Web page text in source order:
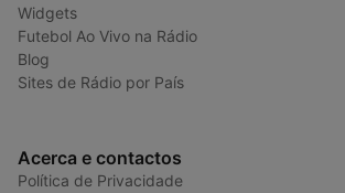
Widgets
Futebol Ao Vivo na Rádio
Blog
Sites de Rádio por País
Acerca e contactos
Política de Privacidade